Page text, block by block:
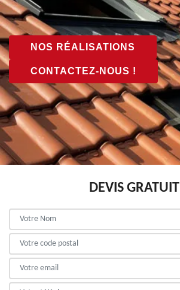
NOS RÉALISATIONS
CONTACTEZ-NOUS !
DEVIS GRATUIT